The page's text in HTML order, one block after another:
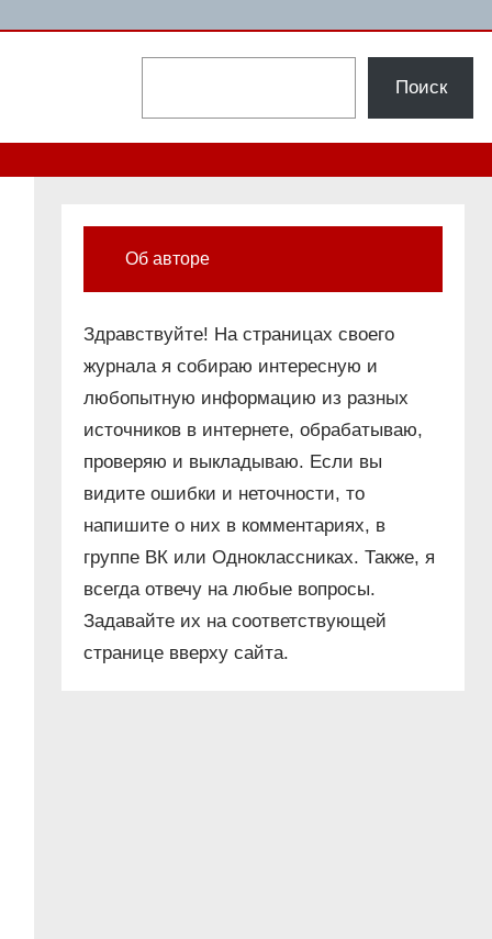
Поиск
Об авторе
Здравствуйте! На страницах своего
журнала я собираю интересную и
любопытную информацию из разных
источников в интернете, обрабатываю,
проверяю и выкладываю. Если вы
видите ошибки и неточности, то
напишите о них в комментариях, в
группе ВК или Одноклассниках. Также, я
всегда отвечу на любые вопросы.
Задавайте их на соответствующей
странице вверху сайта.